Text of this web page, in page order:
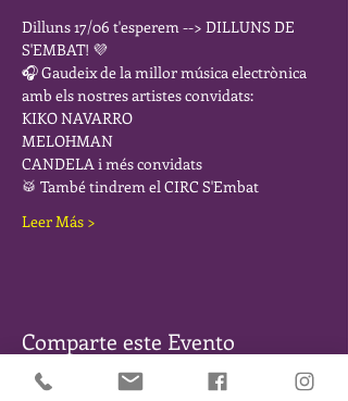
Dilluns 17/06 t'esperem --> DILLUNS DE
S'EMBAT! 💜
🎧 Gaudeix de la millor música electrònica
amb els nostres artistes convidats:
KIKO NAVARRO
MELOHMAN
CANDELA i més convidats
🥁 També tindrem el CIRC S'Embat
Leer Más >
Comparte este Evento